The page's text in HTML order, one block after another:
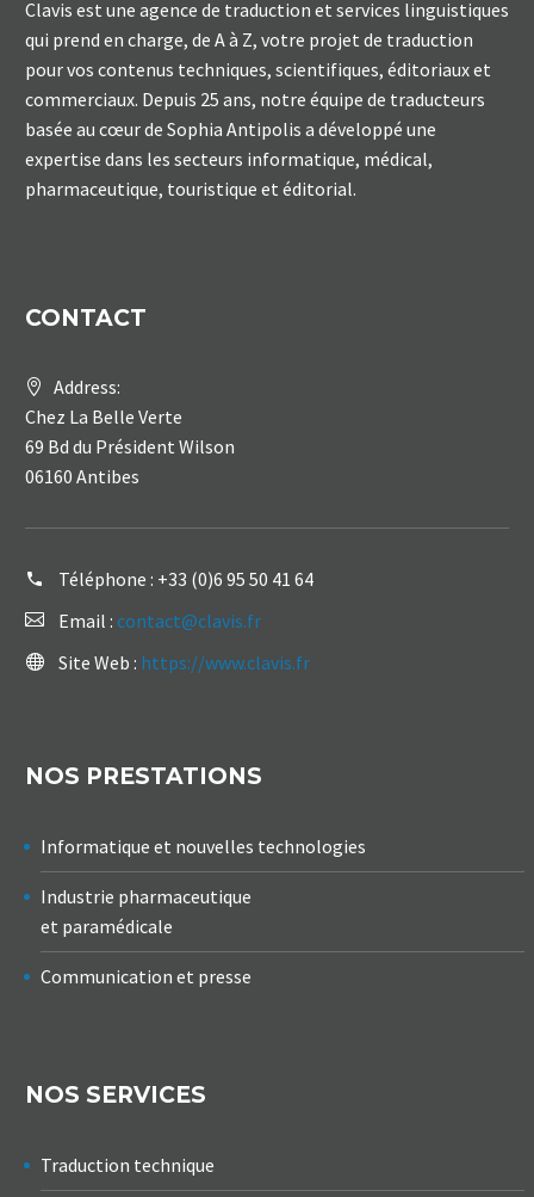
Clavis est une agence de traduction et services linguistiques
qui prend en charge, de A à Z, votre projet de traduction
pour vos contenus techniques, scientifiques, éditoriaux et
commerciaux. Depuis 25 ans, notre équipe de traducteurs
basée au cœur de Sophia Antipolis a développé une
expertise dans les secteurs informatique, médical,
pharmaceutique, touristique et éditorial.
CONTACT
Address:
Chez La Belle Verte
69 Bd du Président Wilson
06160 Antibes
Téléphone : +33 (0)6 95 50 41 64
Email : contact@clavis.fr
Site Web : https://www.clavis.fr
NOS PRESTATIONS
Informatique et nouvelles technologies
Industrie pharmaceutique
et paramédicale
Communication et presse
NOS SERVICES
Traduction technique